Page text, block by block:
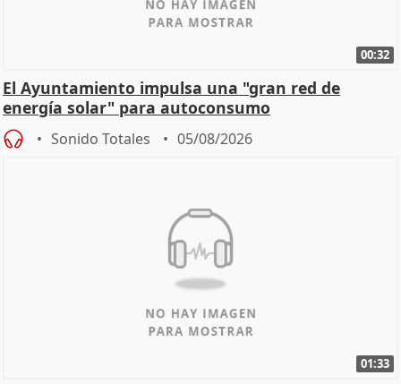
00:32
El Ayuntamiento impulsa una "gran red de
energía solar" para autoconsumo
Sonido Totales 05/08/2026
01:33